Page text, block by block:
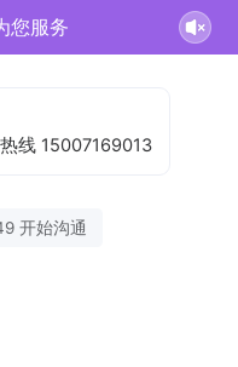
您服务
线 15007169013
开始沟通